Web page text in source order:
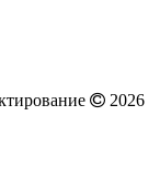
2026